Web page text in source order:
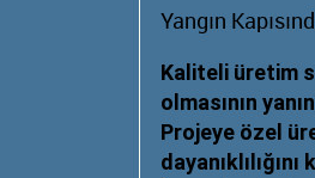
Yangın
Kaliteli üretim
olmasının
Projeye özel